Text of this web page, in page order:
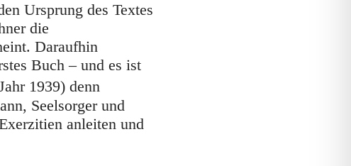
Ursprung des Textes
die
Daraufhin
Buch – und es ist
1939) denn
Seelsorger und
anleiten und